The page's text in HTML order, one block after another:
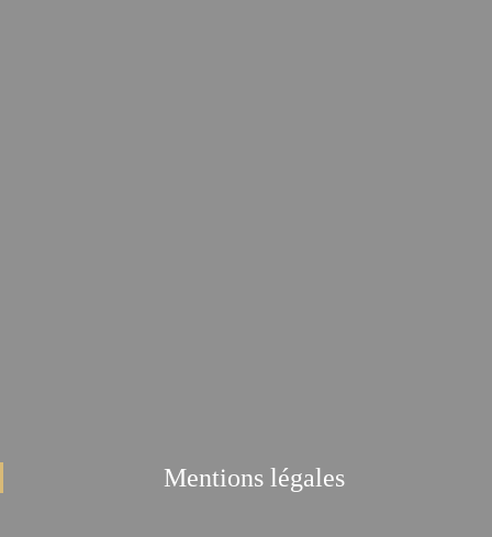
Mentions légales